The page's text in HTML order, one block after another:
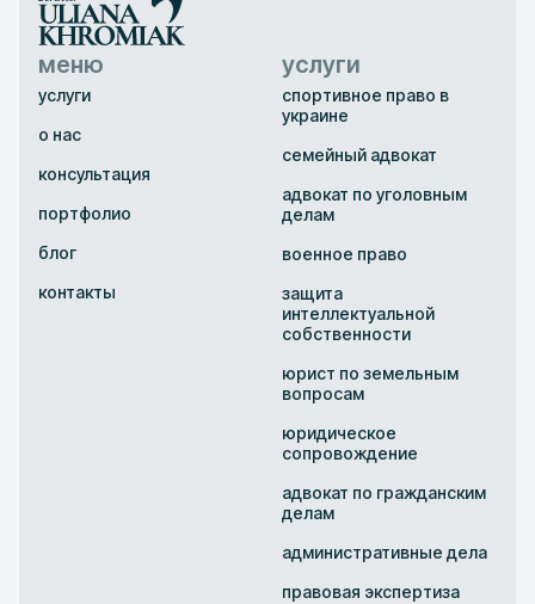
меню
услуги
о нас
консультация
портфолио
блог
контакты
услуги
спортивное право в
украине
семейный адвокат
адвокат по уголовным
делам
военное право
защита
интеллектуальной
собственности
юрист по земельным
вопросам
юридическое
сопровождение
адвокат по гражданским
делам
административные дела
правовая экспертиза